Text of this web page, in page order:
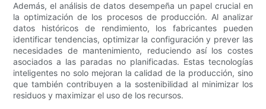
Además, el análisis de datos desempeña un papel crucial en
la optimización de los procesos de producción. Al analizar
datos históricos de rendimiento, los fabricantes pueden
identificar tendencias, optimizar la configuración y prever las
necesidades de mantenimiento, reduciendo así los costes
asociados a las paradas no planificadas. Estas tecnologías
inteligentes no solo mejoran la calidad de la producción, sino
que también contribuyen a la sostenibilidad al minimizar los
residuos y maximizar el uso de los recursos.